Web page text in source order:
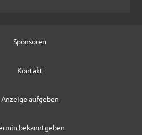
Sponsoren
Kontakt
Anzeige aufgeben
bekanntgeben